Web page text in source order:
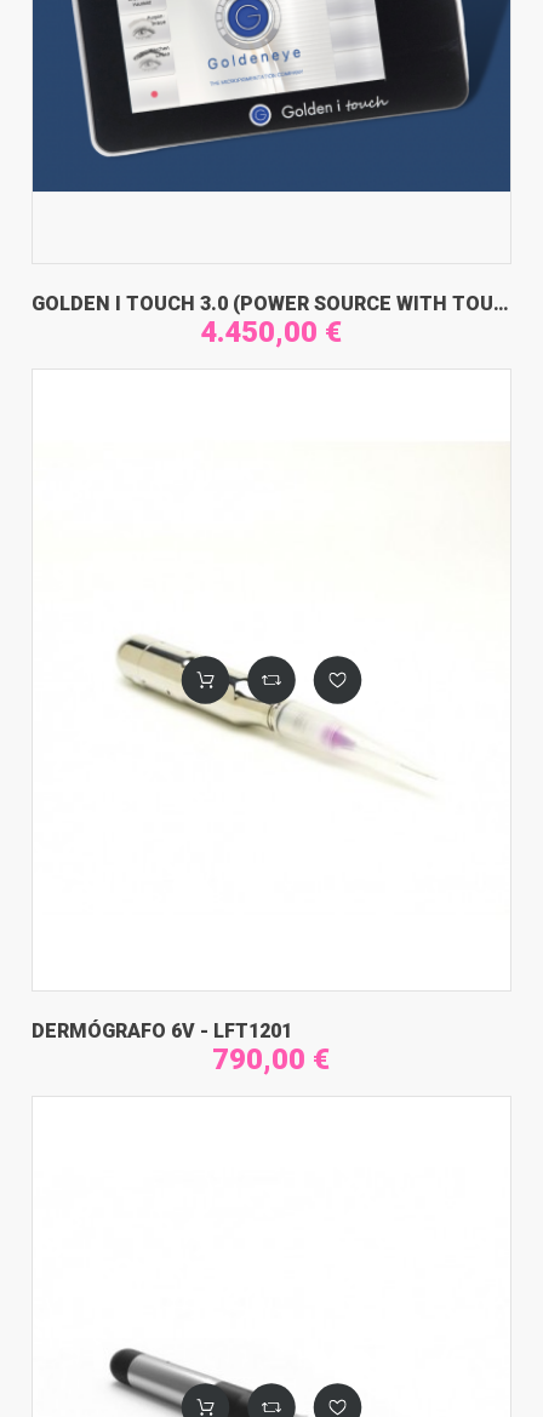
GOLDEN I TOUCH 3.0 (POWER SOURCE WITH TOUCH SCREEN) - GE1290
4.450,00 €
DERMÓGRAFO 6V - LFT1201
790,00 €